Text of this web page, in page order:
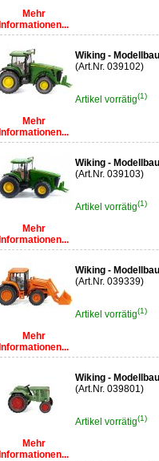
Mehr
Informationen...
Mehr
Informationen...
Wiking -
(Art.Nr. 039102)
Artikel vorrätig(1)
Mehr
Informationen...
Wiking -
(Art.Nr. 039103)
Artikel vorrätig(1)
Mehr
Informationen...
Wiking -
(Art.Nr. 039339)
Artikel vorrätig(1)
Mehr
Informationen...
Wiking -
(Art.Nr. 039801)
Artikel vorrätig(1)